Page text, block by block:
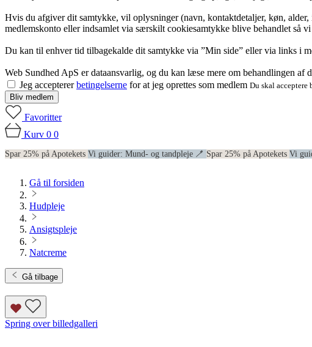
Hvis du afgiver dit samtykke, vil oplysninger (navn, kontaktdetaljer, køn,
medlemskonto eller indsamlet via særskilt cookiesamtykke blive behandlet så
Du kan til enhver tid tilbagekalde dit samtykke via ”Min side” eller via links i
Web Sundhed ApS er dataansvarlig, og du kan læse mere om behandlingen af
Jeg acceptererbetingelserne for at jeg oprettes som medlem Du skal acceptere
Bliv medlem
Favoritter
Kurv 0 0
Spar 25% på Apotekets Vi guider: Mund- og tandpleje 🪥 Spar 25% på Apotekets Vi
Gå til forsiden
Hudpleje
Ansigtspleje
Natcreme
Gå tilbage
Spring over billedgalleri